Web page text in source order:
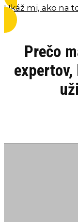
Ukáž mi, ako na
Prečo